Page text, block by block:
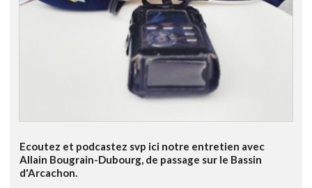
Ecoutez et podcastez svp ici notre entretien avec
Allain Bougrain-Dubourg, de passage sur le Bassin
d'Arcachon.